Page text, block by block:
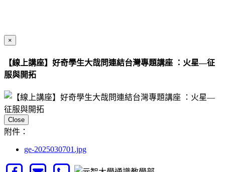
×
【線上講座】好奇學生大哉問連結台灣專題講座 ：火星—征
服與開拓
Close
附件：
ge-2025030701.jpg